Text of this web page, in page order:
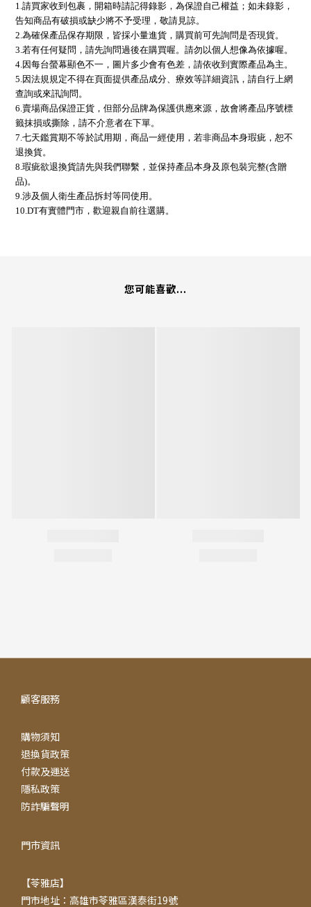
1.請買家收到包裹，開箱時請記得錄影，為保證自己權益；如未錄影，
告知商品有破損或缺少將不予受理，敬請見諒。
2.為確保產品保存期限，皆採小量進貨，購買前可先詢問是否現貨。
3.若有任何疑問，請先詢問過後在購買喔。請勿以個人想像為依據喔。
4.因每台螢幕顯色不一，圖片多少會有色差，請依收到實際產品為主。
5.因法規規定不得在頁面提供產品成分、療效等詳細資訊，請自行上網
查詢或來訊詢問。
6.賣場商品保證正貨，但部分品牌為保護供應來源，故會將產品序號標
籤抹損或撕除，請不介意者在下單。
7.七天鑑賞期不等於試用期，商品一經使用，若非商品本身瑕疵，恕不
退換貨。
8.瑕疵欲退換貨請先與我們聯繫，並保持產品本身及原包裝完整(含贈
品)。
9.涉及個人衛生產品拆封等同使用。
10.DT有實體門市，歡迎親自前往選購。
您可能喜歡...
顧客服務
購物須知
退換貨政策
付款及運送
隱私政策
防詐騙聲明
門市資訊
【苓雅店】
門市地址：高雄市苓雅區漢泰街19號